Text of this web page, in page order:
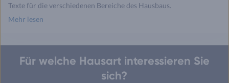
Texte für die verschiedenen Bereiche des Hausbaus.
Mehr lesen
Für welche Hausart interessieren Sie
sich?